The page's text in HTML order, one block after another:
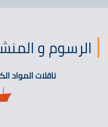
الرسوم و
ناقلات المواد